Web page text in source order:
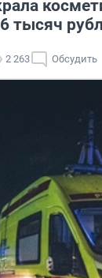
тысяч
2 263 Обсудить